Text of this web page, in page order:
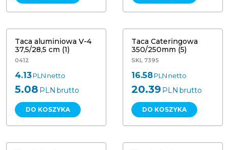
Taca aluminiowa V-4
37,5/28,5 cm (1)
0412
4.13PLN netto
5.08 PLN brutto
DO KOSZYKA
Taca Cateringowa
350/250mm (5)
SKL 7395
16.58PLN netto
20.39PLN brutto
DO KOSZYKA
Taca Cateringowa PET 350/250 mm